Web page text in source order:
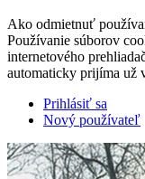
Ako odmietnuť
Používanie súborov
internetového
automaticky prijíma už
Prihlásiť sa
Nový používateľ